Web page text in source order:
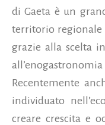
di Gaeta è un
territorio regionale
grazie alla scelta
Recentemente
individuato
creare crescita e